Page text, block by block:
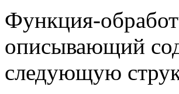
Функция-
описывающий
следующую